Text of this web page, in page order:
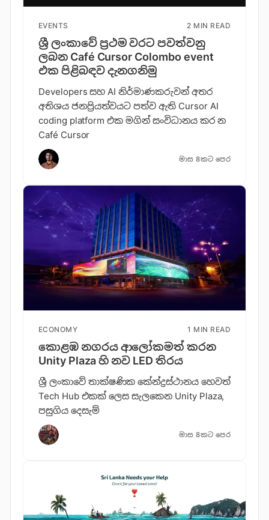
EVENTS 2 MIN READ
ශ්‍රී ලංකාවේ ප්‍රථම වරට පවත්වනු
ලබන Café Cursor Colombo event
එක පිළිබඳව දැනගනිමු
Developers සහ AI නිර්මාණකරුවන් අතර
අතිශය ජනප්‍රියත්වයට පත්ව ඇති Cursor AI
coding platform එක මගින් සංවිධානය කර න
Café Cursor
මාස 8කට පෙර
ECONOMY 1 MIN READ
කොළඹ නගරය ආලෝකමත් කරන
Unity Plaza හි නව LED තිරය
ශ්‍රී ලංකාවේ තාක්ෂණික කේන්ද්‍රස්ථානය හෙවත්
Tech Hub එකක් ලෙස සැලකෙන Unity Plaza,
පසුගිය දෙසැම්
මාස 8කට පෙර